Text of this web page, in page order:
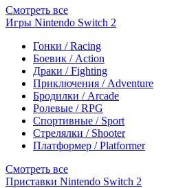
Смотреть все
Игры Nintendo Switch 2
Гонки / Racing
Боевик / Action
Драки / Fighting
Приключения / Adventure
Бродилки / Arcade
Ролевые / RPG
Спортивные / Sport
Стрелялки / Shooter
Платформер / Platformer
Смотреть все
Приставки Nintendo Switch 2